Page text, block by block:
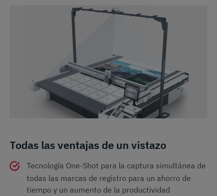
Todas las ventajas de un vistazo
Tecnología One-Shot para la captura simultánea de
todas las marcas de registro para un ahorro de
tiempo y un aumento de la productividad